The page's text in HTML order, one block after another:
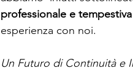
professionale e tempestiva
esperienza con noi.
Un Futuro di Continuità e